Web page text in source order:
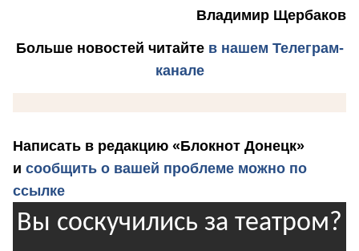
Владимир Щербаков
Больше новостей читайте в нашем Телеграм-
канале
Написать в редакцию «Блокнот Донецк»
и сообщить о вашей проблеме можно по
ссылке